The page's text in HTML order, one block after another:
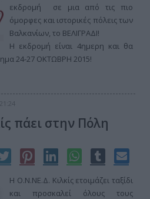
εκδρομή σε μια από τις πιο
όμορφες και ιστορικές πόλεις των
Βαλκανίων, το ΒΕΛΙΓΡΑΔΙ!
Η εκδρομή είναι 4ημερη και θα
24-27 ΟΚΤΩΒΡΗ 2015!
πάει στην Πόλη
Η Ο.Ν.ΝΕ.Δ. Κιλκίς ετοιμάζει ταξίδι
και προσκαλεί όλους τους